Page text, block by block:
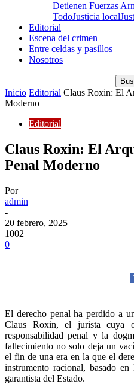
Detienen Fuerzas
TodoJusticia local
Editorial
Escena del crimen
Entre celdas y pasillos
Nosotros
Inicio Editorial Claus Roxin: El
Moderno
Editorial
Claus Roxin: El
Penal Moderno
Por
admin
-
20 febrero, 2025
1002
0
El derecho penal ha perdido a
Claus Roxin, el jurista cuya
responsabilidad penal y la
fallecimiento no solo deja un
el fin de una era en la que el
instrumento racional, basado
garantista del Estado.